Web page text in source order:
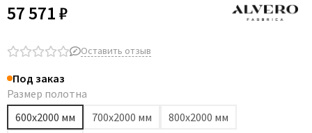
Belwooddoors
Bravo
Bussare
Comaglio
Comit
57 571 ₽
Оставить отзыв
Под заказ
Размер полотна
600х2000 мм
700х2000 мм
800х2000 мм